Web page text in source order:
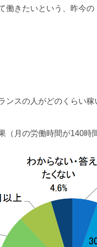
働きたいという、昨今
ンスの人がどのくらい
（月の労働時間が140